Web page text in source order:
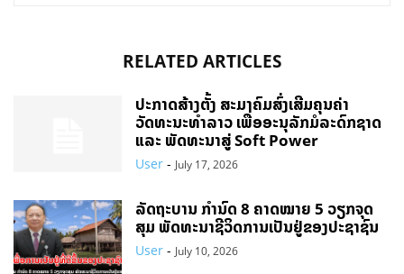
RELATED ARTICLES
ປະກາດສ້າງຕັ້ງ ສະມາຄົມສົ່ງເສີມຄຸນຄ່າ
ວັດທະນະທຳລາວ ເພື່ອອະນຸລັກມໍລະດົກຊາດ
ແລະ ພັດທະນາສູ່ Soft Power
User - July 17, 2026
ລັດຖະບານ ກຳນົດ 8 ຄາດໝາຍ 5 ວຽກຈຸດ
ສຸມ ພັດທະນາຊີວິດການເປັນຢູ່ຂອງປະຊາຊົນ
User - July 10, 2026